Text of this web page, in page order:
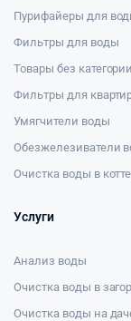
Пурифайеры для
Фильтры для воды
Товары без категории
Фильтры для
Умягчители воды
Обезжелезиватели
Очистка воды в
Услуги
Анализ воды
Очистка воды в
Очистка воды на